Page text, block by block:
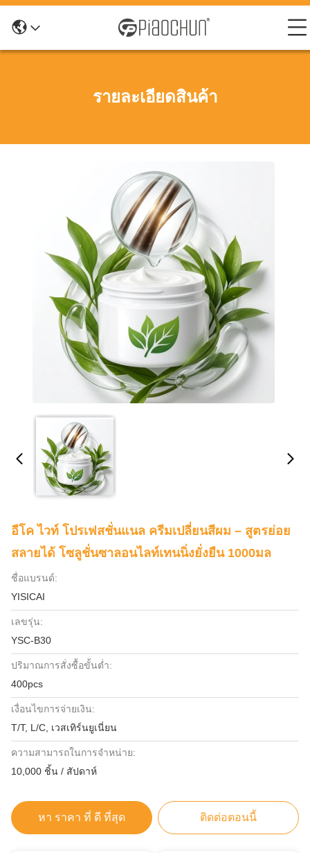
รายละเอียดสินค้า
อีโค ไวท์ โปรเฟสชั่นแนล ครีมเปลี่ยนสีผม – สูตรย่อย
สลายได้ โซลูชั่นซาลอนไลท์เทนนิ่งยั่งยืน 1000มล
ชื่อแบรนด์:
YISICAI
เลขรุ่น:
YSC-B30
ปริมาณการสั่งซื้อขั้นต่ำ:
400pcs
เงื่อนไขการจ่ายเงิน:
T/T, L/C, เวสเทิร์นยูเนี่ยน
ความสามารถในการจําหน่าย:
10,000 ชิ้น / สัปดาห์
หา ราคา ที่ ดี ที่สุด ติดต่อตอนนี้